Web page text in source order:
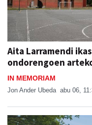
Aita Larramendi
ondorengoen
IN MEMORIAM
Jon Ander Ubeda abu 06,